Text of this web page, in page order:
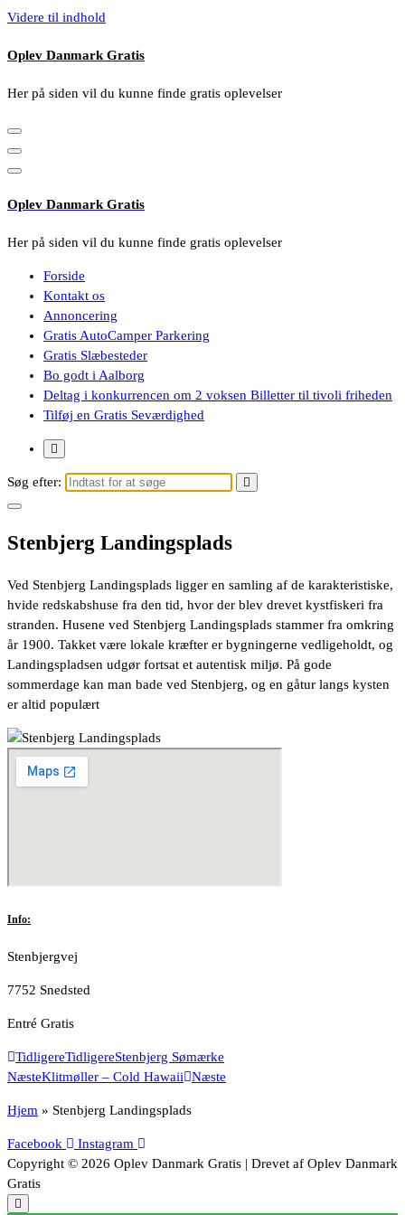
Videre til indhold
Oplev Danmark Gratis
Her på siden vil du kunne finde gratis oplevelser
Oplev Danmark Gratis
Her på siden vil du kunne finde gratis oplevelser
Forside
Kontakt os
Annoncering
Gratis AutoCamper Parkering
Gratis Slæbesteder
Bo godt i Aalborg
Deltag i konkurrencen om 2 voksen Billetter til tivoli friheden
Tilføj en Gratis Seværdighed
Søg efter:
Stenbjerg Landingsplads
Ved Stenbjerg Landingsplads ligger en samling af de karakteristiske,
hvide redskabshuse fra den tid, hvor der blev drevet kystfiskeri fra
stranden. Husene ved Stenbjerg Landingsplads stammer fra omkring
år 1900. Takket være lokale kræfter er bygningerne vedligeholdt, og
Landingspladsen udgør fortsat et autentisk miljø. På gode
sommerdage kan man bade ved Stenbjerg, og en gåtur langs kysten
er altid populært
Info:
Stenbjergvej
7752 Snedsted
Entré Gratis
TidligereTidligereStenbjerg Sømærke
NæsteKlitmøller – Cold Hawaii Næste
Hjem » Stenbjerg Landingsplads
Facebook
Instagram
Copyright © 2026 Oplev Danmark Gratis | Drevet af Oplev Danmark
Gratis